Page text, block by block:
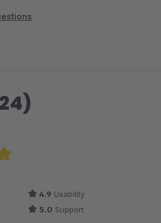
4.98 out of 5 stars
4.9 Usability
5.0 Support